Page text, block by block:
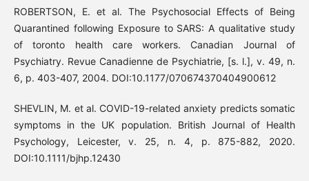
ROBERTSON, E. et al. The Psychosocial Effects of Being
Quarantined following Exposure to SARS: A qualitative study
of toronto health care workers. Canadian Journal of
Psychiatry. Revue Canadienne de Psychiatrie, [s. l.], v. 49, n.
6, p. 403-407, 2004. DOI:10.1177/070674370404900612
SHEVLIN, M. et al. COVID-19-related anxiety predicts somatic
symptoms in the UK population. British Journal of Health
Psychology, Leicester, v. 25, n. 4, p. 875-882, 2020.
DOI:10.1111/bjhp.12430